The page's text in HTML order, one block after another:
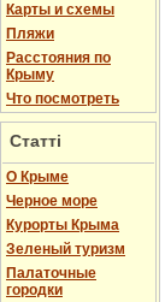
Карты и схемы
Пляжи
Расстояния по
Крыму
Что посмотреть
Статті
О Крыме
Черное море
Курорты Крыма
Зеленый туризм
Палаточные
городки